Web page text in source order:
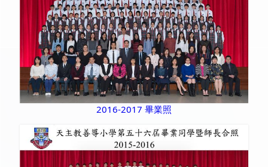
2016-2017 畢業照